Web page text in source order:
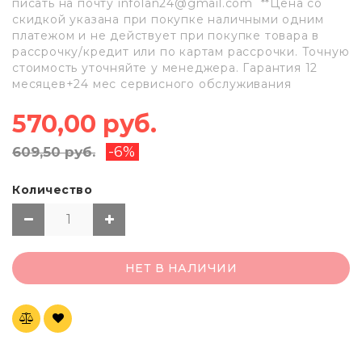
писать на почту infolan24@gmail.com **Цена со
скидкой указана при покупке наличными одним
платежом и не действует при покупке товара в
рассрочку/кредит или по картам рассрочки. Точную
стоимость уточняйте у менеджера. Гарантия 12
месяцев+24 мес сервисного обслуживания
570,00 руб.
609,50 руб. -6%
Количество
НЕТ В НАЛИЧИИ